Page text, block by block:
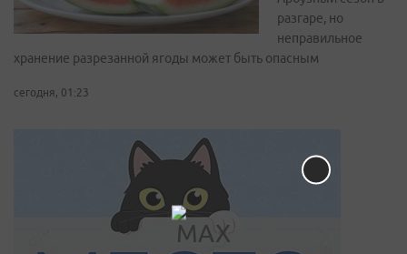
разгаре, но
неправильное
хранение разрезанной ягоды может быть опасным
сегодня, 01:23